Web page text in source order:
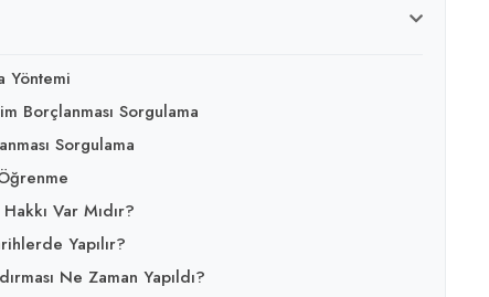
Yöntemi
Borçlanması Sorgulama
Sorgulama
Var Mıdır?
Yapılır?
Ne Zaman Yapıldı?